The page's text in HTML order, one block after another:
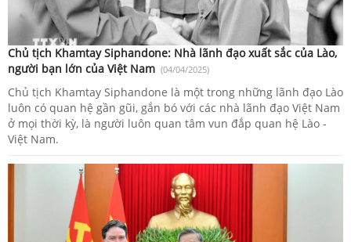
Chủ tịch Khamtay Siphandone: Nhà lãnh đạo xuất sắc của Lào,
người bạn lớn của Việt Nam (04/04/2025)
Chủ tịch Khamtay Siphandone là một trong những lãnh đạo Lào
luôn có quan hệ gần gũi, gắn bó với các nhà lãnh đạo Việt Nam
ở mọi thời kỳ, là người luôn quan tâm vun đắp quan hệ Lào -
Việt Nam.